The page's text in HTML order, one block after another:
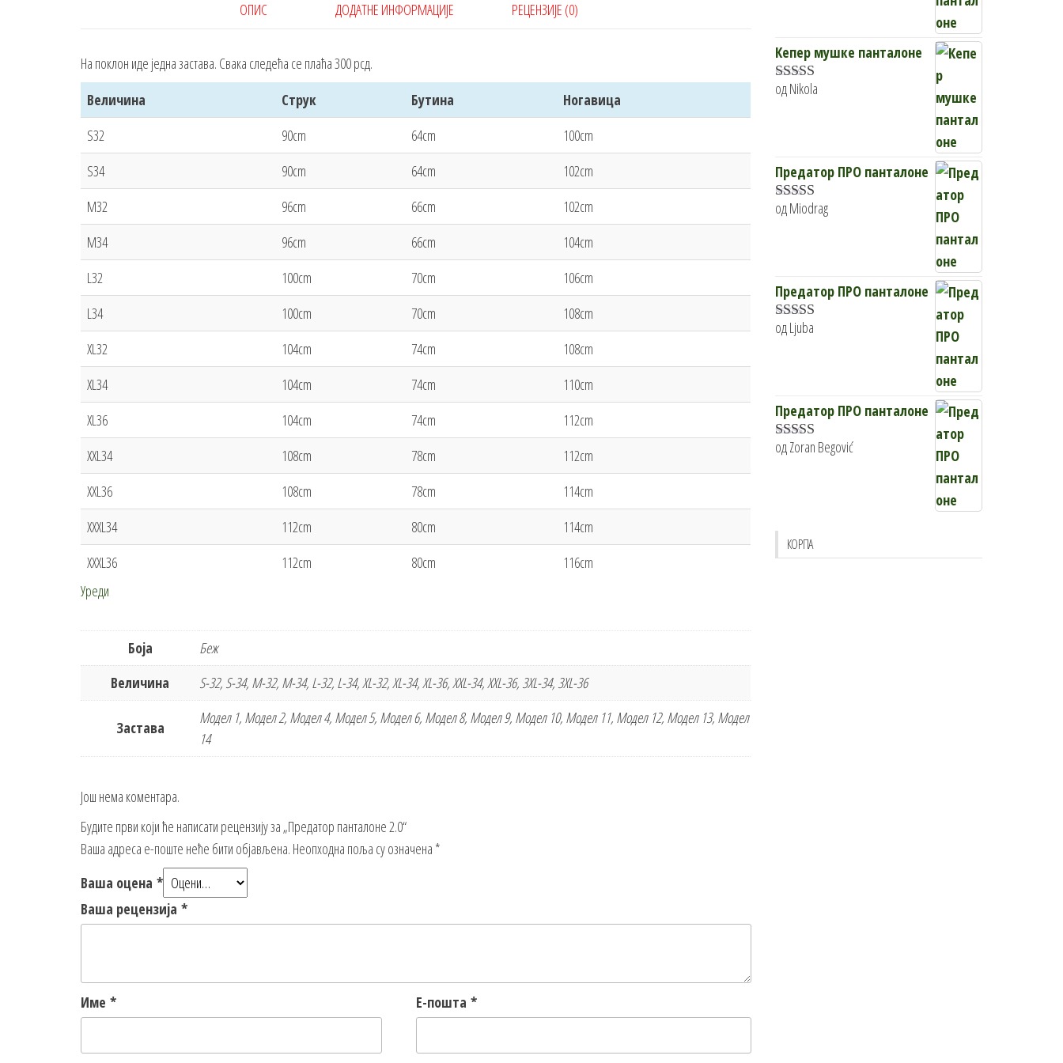
ОПИС ДОДАТНЕ ИНФОРМАЦИЈЕ РЕЦЕНЗИЈЕ (0)
На поклон иде једна застава. Свака следећа се плаћа 300 рсд.
Уреди
Величина Струк Бутина
Ногавица
S32
90cm 64cm
100cm
S34
90cm 64cm
102cm
M32
96cm 66cm
102cm
M34
96cm 66cm
104cm
L32
100cm 70cm
106cm
L34
100cm 70cm
108cm
XL32
104cm 74cm
108cm
XL34
104cm 74cm
110cm
XL36
104cm 74cm
112cm
XXL34
108cm 78cm
112cm
XXL36
108cm 78cm
114cm
XXXL34
112cm 80cm
114cm
XXXL36
112cm 80cm 116cm
Боја
Беж
Величина
S-32, S-34, M-32, M-34, L-32, L-34, XL-32, XL-34, XL-36, XXL-34, XXL-36, 3XL-34, 3XL-36
Заставa
Модел 1, Модел 2, Модел 4, Модел 5, Модел 6, Модел 8, Модел 9, Модел 10, Модел 11, Модел 12, Модел 13, Модел
14
Још нема коментара.
Будите први који ће написати рецензију за „Предатор панталоне 2.0“
Ваша адреса е-поште неће бити објављена. Неопходна поља су означена *
Ваша оцена *
Ваша рецензија *
Име * Е-пошта *
Кепер мушке панталоне
Оцењено
од Nikola
Предатор ПРО панталоне
Оцењено са
од Miodrag
Предатор ПРО панталоне
Оцењено са
од Ljuba
Предатор ПРО панталоне
Оцењено са
од Zoran Begović
КОРПА